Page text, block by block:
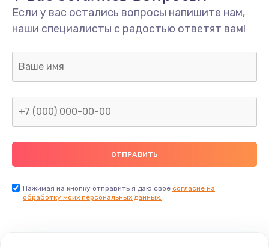
1400 руб.
Заказать
800 руб.
400 руб.
Не реагирует на кнопки
Если у вас остались вопросы напишите нам,
наши специалисты с радостью ответят вам!
Нажимая на кнопку отправить я даю свое согласие на
обработку моих персональных данных.